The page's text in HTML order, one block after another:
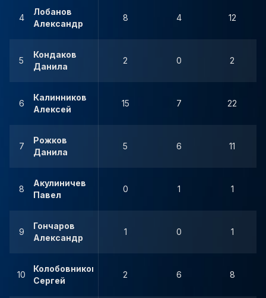
4
Лобанов
Александр
8 4 12
5
Кондаков
Данила
2 0 2
6
Калинников
Алексей
15 7 22
7
Рожков
Данила
5 6 11
8
Акулиничев
Павел
0 1 1
9
Гончаров
Александр
1 0 1
10
Колобовников
Сергей
2 6 8